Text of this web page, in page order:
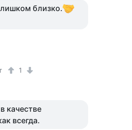
близко.
1
качестве
всегда.